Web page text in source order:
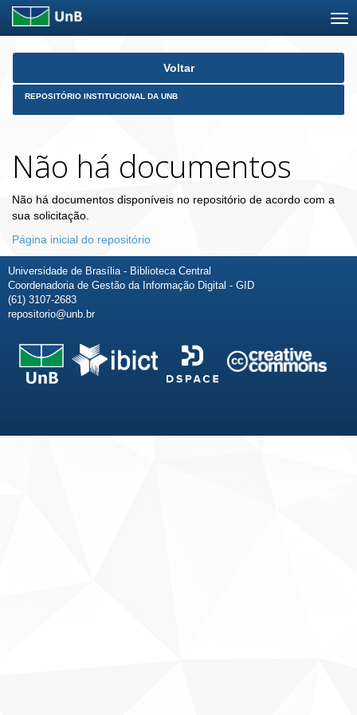
Skip
Voltar
REPOSITÓRIO INSTITUCIONAL DA UNB
Não há documentos
Não há documentos disponíveis no repositório de acordo com a
sua solicitação.
Página inicial do repositório
Universidade de Brasília - Biblioteca Central
Coordenadoria de Gestão da Informação Digital - GID
(61) 3107-2683
repositorio@unb.br